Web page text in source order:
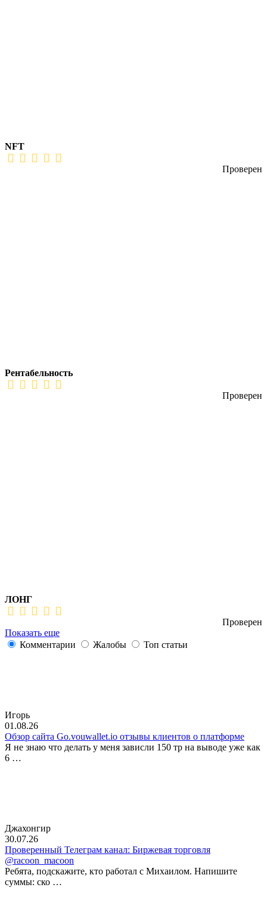
NFT
Проверен
Рентабельность
Проверен
ЛОНГ
Проверен
Показать еще
Комментарии
Жалобы Топ статьи
Игорь
01.08.26
Обзор сайта Go.vouwallet.io отзывы клиентов о платформе
Я не знаю что делать у меня зависли 150 тр на выводе уже как
6 …
Джахонгир
30.07.26
Проверенный Телеграм канал: Биржевая торговля
@racoon_macoon
Ребята, подскажите, кто работал с Михаилом. Напишите
суммы: ско …